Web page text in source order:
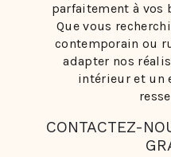
parfaitement à vos
Que vous
contemporain ou
adapter nos
intérieur et un
CONTACTEZ-